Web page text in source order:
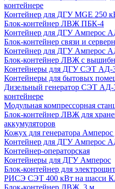
контейнере
Контейнер для ДГУ MGE 250
Блок-контейнер ЛВЖ ПБК-4
Контейнер для ДГУ Амперос
Блок-контейнер связи и
Контейнер для ДГУ Амперос
Блок-контейнер ЛВЖ с
Контейнеры для ДГУ СЭТ АД-
Контейнеры для бытовых
Дизельный генератор СЭТ АД-
контейнере
Модульная компрессорная
Блок-контейнер ЛВЖ для
аккумуляторов
Кожух для генератора Амперос
Контейнер для ДГУ Амперос
Контейнер-операторская
Контейнеры для ДГУ Амперос
Блок-контейнер для
РИСЭ СЭТ 400 кВт на шасси
Блок-контейнер ЛВЖ, 3 м